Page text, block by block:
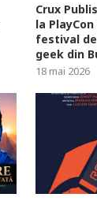
Crux
la
festival
geek din
18 mai 2026